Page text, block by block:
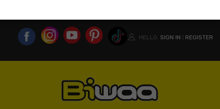
HELLO. SIGN IN REGISTER